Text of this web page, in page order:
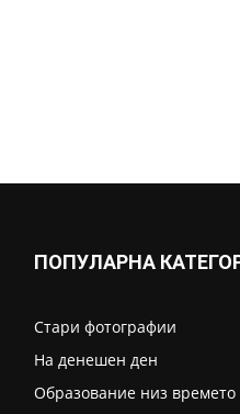
ПОПУЛАРНА
Стари фотографии
На денешен ден
Образование низ времето